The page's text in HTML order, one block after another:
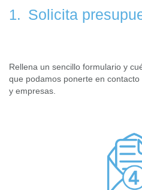
1. Solicita
Rellena un sencillo formulario y
que podamos ponerte en
y empresas.